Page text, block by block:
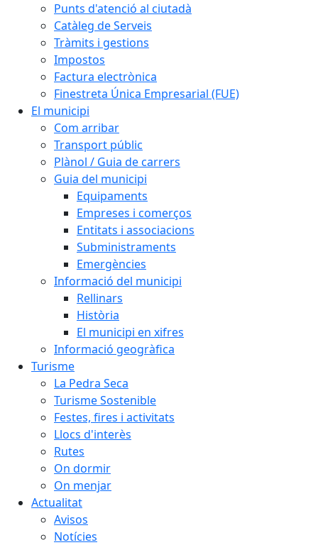
Punts d'atenció al ciutadà
Catàleg de Serveis
Tràmits i gestions
Impostos
Factura electrònica
Finestreta Única Empresarial (FUE)
El municipi
Com arribar
Transport públic
Plànol / Guia de carrers
Guia del municipi
Equipaments
Empreses i comerços
Entitats i associacions
Subministraments
Emergències
Informació del municipi
Rellinars
Història
El municipi en xifres
Informació geogràfica
Turisme
La Pedra Seca
Turisme Sostenible
Festes, fires i activitats
Llocs d'interès
Rutes
On dormir
On menjar
Actualitat
Avisos
Notícies